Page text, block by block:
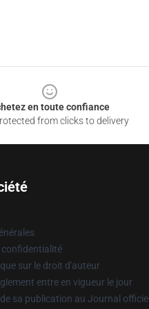
en toute confiance
from clicks to delivery
confidentialité
sur le droit d'auteur
entre en vigueur le jour
sa publication au Journal officiel